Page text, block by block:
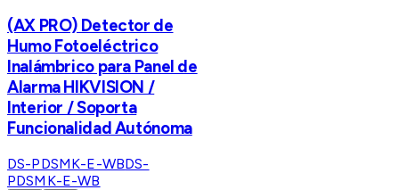
(AX PRO) Detector de
Humo Fotoeléctrico
Inalámbrico para Panel de
Alarma HIKVISION /
Interior / Soporta
Funcionalidad Autónoma
DS-PDSMK-E-WBDS-
PDSMK-E-WB